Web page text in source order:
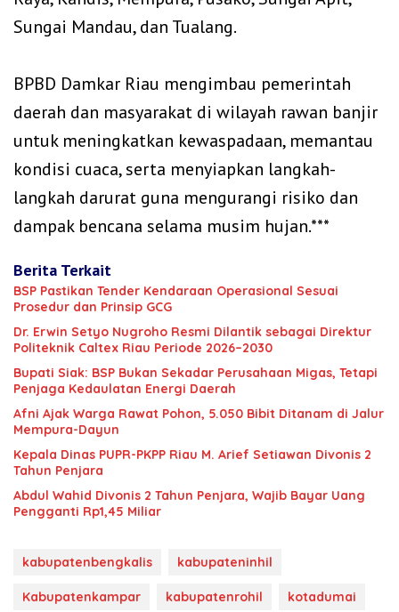
Sungai Mandau, dan Tualang.
‎BPBD Damkar Riau mengimbau pemerintah
daerah dan masyarakat di wilayah rawan banjir
untuk meningkatkan kewaspadaan, memantau
kondisi cuaca, serta menyiapkan langkah-
langkah darurat guna mengurangi risiko dan
dampak bencana selama musim hujan.***
Berita Terkait
BSP Pastikan Tender Kendaraan Operasional Sesuai
Prosedur dan Prinsip GCG
‎Dr. Erwin Setyo Nugroho Resmi Dilantik sebagai Direktur
Politeknik Caltex Riau Periode 2026–2030
Bupati Siak: BSP Bukan Sekadar Perusahaan Migas, Tetapi
Penjaga Kedaulatan Energi Daerah
Afni Ajak Warga Rawat Pohon, 5.050 Bibit Ditanam di Jalur
Mempura-Dayun
Kepala Dinas PUPR-PKPP Riau M. Arief Setiawan Divonis 2
Tahun Penjara
‎‎Abdul Wahid Divonis 2 Tahun Penjara, Wajib Bayar Uang
Pengganti Rp1,45 Miliar
kabupatenbengkalis kabupateninhil
Kabupatenkampar kabupatenrohil kotadumai